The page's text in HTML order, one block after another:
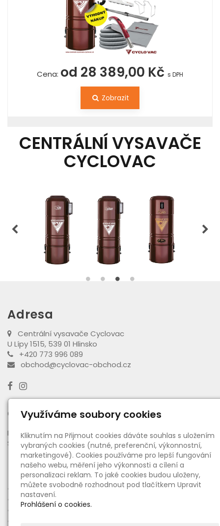
Cena: od 28 389,00 Kč s DPH
Zobrazit
CENTRÁLNÍ VYSAVAČE
CYCLOVAC
Adresa
Centrální vysavače Cyclovac
U Lípy 1515, 539 01 Hlinsko
+420 773 996 089
obchod@cyclovac-obchod.cz
Otevírací doba výdejny
PO - PÁ:08:00 - 16:30
SO:08:00 - 11:00
Informace
● O nás
● Ceny dopravy a platby
● Obchodní podmínky
●
Využíváme soubory cookies
Kliknutím na Přijmout cookies dáváte souhlas s uložením
vybraných cookies (nutné, preferenční, výkonnostní,
marketingové). Cookies používáme pro lepší fungování
našeho webu, měření jeho výkonnosti a cílení a
personalizaci reklam. To jaké cookies budou uloženy,
můžete svobodně rozhodnout pod tlačítkem Upravit
nastavení.
Prohlášení o cookies.